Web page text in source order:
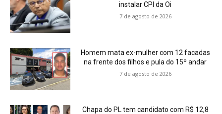
instalar CPI da Oi
7 de agosto de 2026
Homem mata ex-mulher com 12 facadas
na frente dos filhos e pula do 15º andar
7 de agosto de 2026
Chapa do PL tem candidato com R$ 12,8